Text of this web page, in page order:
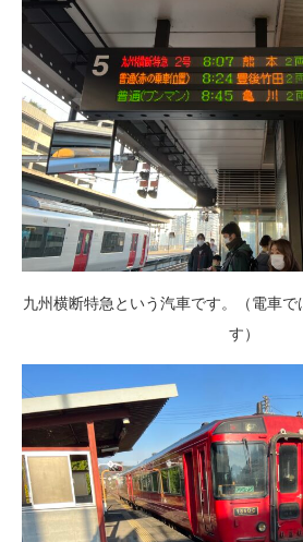
九州横断特急という汽車です。（電車
す）